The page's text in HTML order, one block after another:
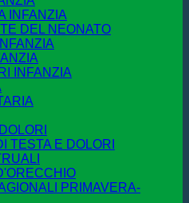
INFANZIA
DEL NEONATO
INFANZIA
TESTA E DOLORI
PRIMAVERA-